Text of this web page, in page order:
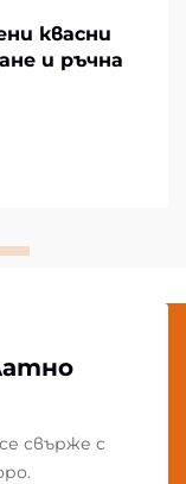
квасни
и ръчна
свърже с